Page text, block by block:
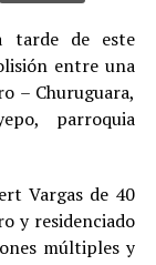
tarde de este
entre una
– Churuguara,
parroquia
Vargas de 40
y residenciado
múltiples y